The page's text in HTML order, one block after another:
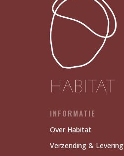
INFORMATIE
Over Habitat
Verzending & Levering